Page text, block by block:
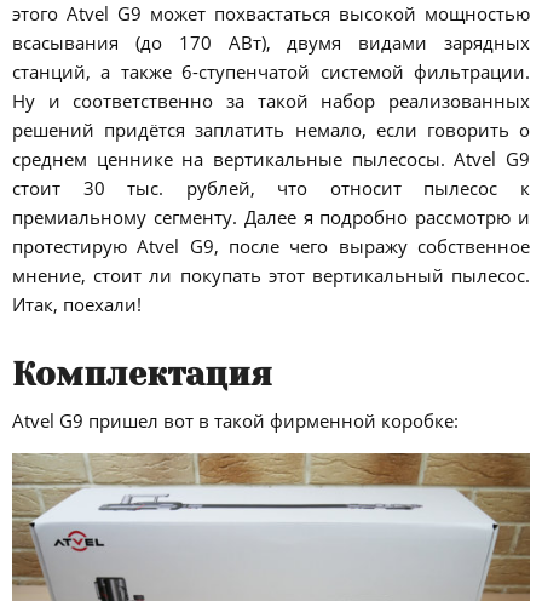
этого Atvel G9 может похвастаться высокой мощностью
всасывания (до 170 АВт), двумя видами зарядных
станций, а также 6-ступенчатой системой фильтрации.
Ну и соответственно за такой набор реализованных
решений придётся заплатить немало, если говорить о
среднем ценнике на вертикальные пылесосы. Atvel G9
стоит 30 тыс. рублей, что относит пылесос к
премиальному сегменту. Далее я подробно рассмотрю и
протестирую Atvel G9, после чего выражу собственное
мнение, стоит ли покупать этот вертикальный пылесос.
Итак, поехали!
Комплектация
Atvel G9 пришел вот в такой фирменной коробке: